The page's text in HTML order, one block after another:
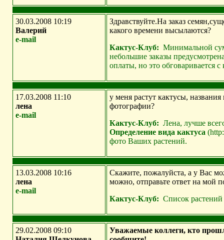
30.03.2008 10:19
Валерий
e-mail
Здравствуйте.На заказ
какого времени высылаются?
Кактус-Клуб: Минимальной
небольшие заказы
оплаты, но это обговаривается
17.03.2008 11:10
лена
e-mail
у меня растут кактусы,
фотографии?
Кактус-Клуб: Лена, лучше
Определение вида кактуса
фото Ваших растений.
13.03.2008 10:16
лена
e-mail
Скажите, пожалуйста, а у Вас
можно, отправьте ответ на мой
Кактус-Клуб: Список растений
29.02.2008 09:10
Уважаемые коллеги, кто